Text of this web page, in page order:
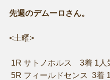
先週のデムーロさん。
<土曜>
1R サトノホルス 3着 1人
5R フィールドセンス 3着